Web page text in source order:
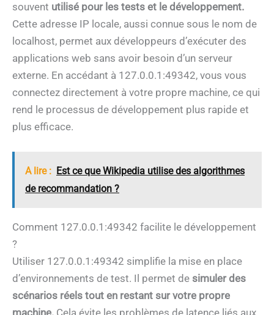
souvent utilisé pour les tests et le développement.
Cette adresse IP locale, aussi connue sous le nom de
localhost, permet aux développeurs d’exécuter des
applications web sans avoir besoin d’un serveur
externe. En accédant à 127.0.0.1:49342, vous vous
connectez directement à votre propre machine, ce qui
rend le processus de développement plus rapide et
plus efficace.
A lire : Est ce que Wikipedia utilise des algorithmes
de recommandation ?
Comment 127.0.0.1:49342 facilite le développement
?
Utiliser 127.0.0.1:49342 simplifie la mise en place
d’environnements de test. Il permet de simuler des
scénarios réels tout en restant sur votre propre